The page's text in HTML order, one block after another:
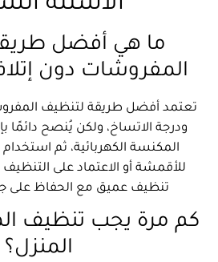
ما هي أفضل
المفروشات دون
تعتمد أفضل طريقة لتنظيف
ودرجة الاتساخ، ولكن يُنصح دائمًا
المكنسة الكهربائية، ثم
للأقمشة أو الاعتماد على
تنظيف عميق مع الحفاظ على
كم مرة يجب تنظيف
المنزل؟